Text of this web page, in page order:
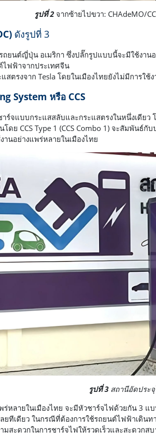
รูปที่ 2 จากซ้ายไปขวา: CHAdeMO/
ดังรูปที่ 3
ยนต์ญี่ปุ่น อเมริกา ซึ่งปลั๊กรูปแบบนี้จะมีใช้งาน
ฟฟ้าจากประเทศจีน
สตรงจาก Tesla โดยในเมืองไทยยังไม่มีการใช้
System หรือ CCS
ร์จแบบกระแสสลับและกระแสตรงในหนึ่งเดีย
ย CCS Type 1 (CCS Combo 1) จะสัมพันธ์กั
นอย่างแพร่หลายในเมืองไทย
รูปที่ 3 สถานีอัดประ
หลายในเมืองไทย จะมีหัวชาร์จไฟด้วยกัน 3 แ
ยทีเดียว ในกรณีที่ต้องการใช้รถยนต์ไฟฟ้าเดิ
สะดวกในการชาร์จไฟให้รวดเร็วและสะดวกส